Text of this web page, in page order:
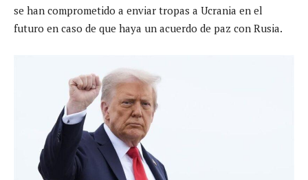
se han comprometido a enviar tropas a Ucrania en el
futuro en caso de que haya un acuerdo de paz con Rusia.